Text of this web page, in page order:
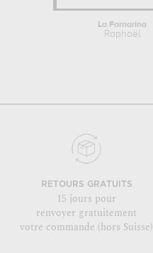
La Fornarina
Raphaël
RETOURS GRATUITS
15 jours pour
renvoyer gratuitement
votre commande (hors Suisse)